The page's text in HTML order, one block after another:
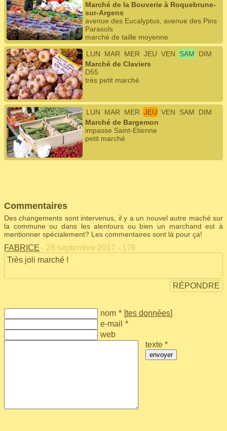
Marché de la Bouverie à Roquebrune-
sur-Argens
avenue des Eucalyptus, avenue des Pins
Parasols
marché de taille moyenne
LUN MAR MER JEU VEN SAM
DIM
Marché de Claviers
D55
très petit marché
LUN MAR MER JEU VEN SAM
DIM
Marché de Bargemon
impasse Saint-Etienne
petit marché
Commentaires
Des changements sont intervenus, il y a un nouvel autre maché sur
la commune ou dans les alentours ou bien un marchand est à
mentionner spécialement? Les commentaires sont là pour ça!
FABRICE - 28 septembre 2017 - 176
Très joli marché !
RÉPONDRE
nom * [tes données]
e-mail *
web
texte *
envoyer